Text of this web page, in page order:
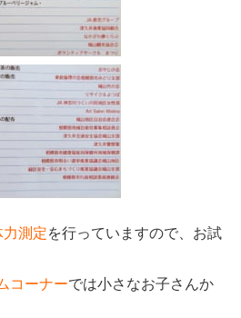
力測定を行っていますので、お試
コーナーでは小さなお子さんか